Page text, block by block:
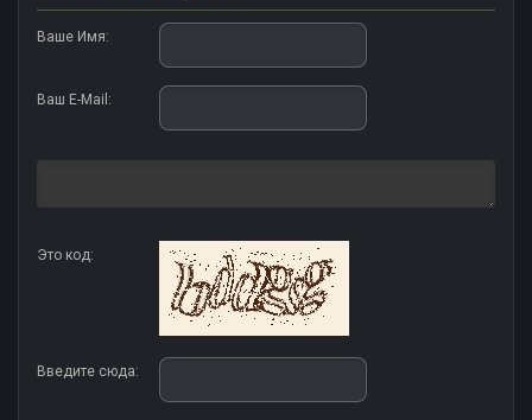
Ваше Имя:
Ваш E-Mail:
Это код:
Введите сюда: